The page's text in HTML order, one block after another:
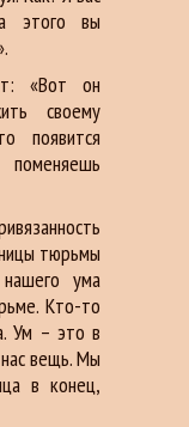
этого вы
«Вот он
своему
появится
тюрьмы
ума
Кто-то
Ум – это в
вещь. Мы
в конец,